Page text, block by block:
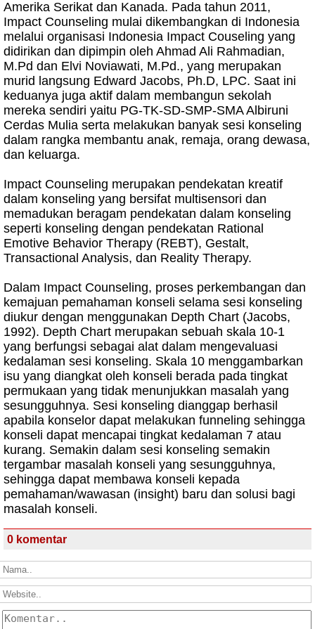
Amerika Serikat dan Kanada. Pada tahun 2011,
Impact Counseling mulai dikembangkan di Indonesia
melalui organisasi Indonesia Impact Couseling yang
didirikan dan dipimpin oleh Ahmad Ali Rahmadian,
M.Pd dan Elvi Noviawati, M.Pd., yang merupakan
murid langsung Edward Jacobs, Ph.D, LPC. Saat ini
keduanya juga aktif dalam membangun sekolah
mereka sendiri yaitu PG-TK-SD-SMP-SMA Albiruni
Cerdas Mulia serta melakukan banyak sesi konseling
dalam rangka membantu anak, remaja, orang dewasa,
dan keluarga.
Impact Counseling merupakan pendekatan kreatif
dalam konseling yang bersifat multisensori dan
memadukan beragam pendekatan dalam konseling
seperti konseling dengan pendekatan Rational
Emotive Behavior Therapy (REBT), Gestalt,
Transactional Analysis, dan Reality Therapy.
Dalam Impact Counseling, proses perkembangan dan
kemajuan pemahaman konseli selama sesi konseling
diukur dengan menggunakan Depth Chart (Jacobs,
1992). Depth Chart merupakan sebuah skala 10-1
yang berfungsi sebagai alat dalam mengevaluasi
kedalaman sesi konseling. Skala 10 menggambarkan
isu yang diangkat oleh konseli berada pada tingkat
permukaan yang tidak menunjukkan masalah yang
sesungguhnya. Sesi konseling dianggap berhasil
apabila konselor dapat melakukan funneling sehingga
konseli dapat mencapai tingkat kedalaman 7 atau
kurang. Semakin dalam sesi konseling semakin
tergambar masalah konseli yang sesungguhnya,
sehingga dapat membawa konseli kepada
pemahaman/wawasan (insight) baru dan solusi bagi
masalah konseli.
0 komentar